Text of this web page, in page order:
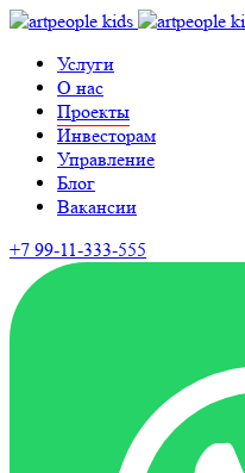
Услуги
О нас
Проекты
Инвесторам
Управление
Блог
Вакансии
+7 99-11-333-555